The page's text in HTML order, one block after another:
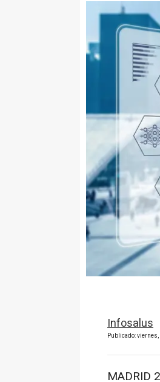
Infosalus
Publicado:
MADRID